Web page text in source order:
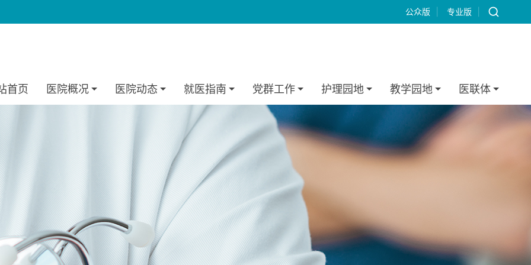
公众版 专业版
首页 医院概况 医院动态 就医指南 党群工作 护理园地 教学园地 医联体